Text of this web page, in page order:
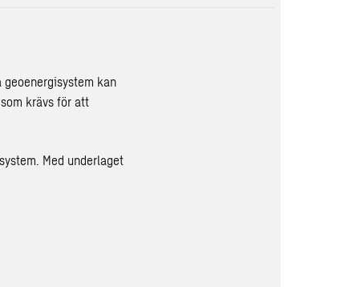
kan
krävs för att
Med underlaget